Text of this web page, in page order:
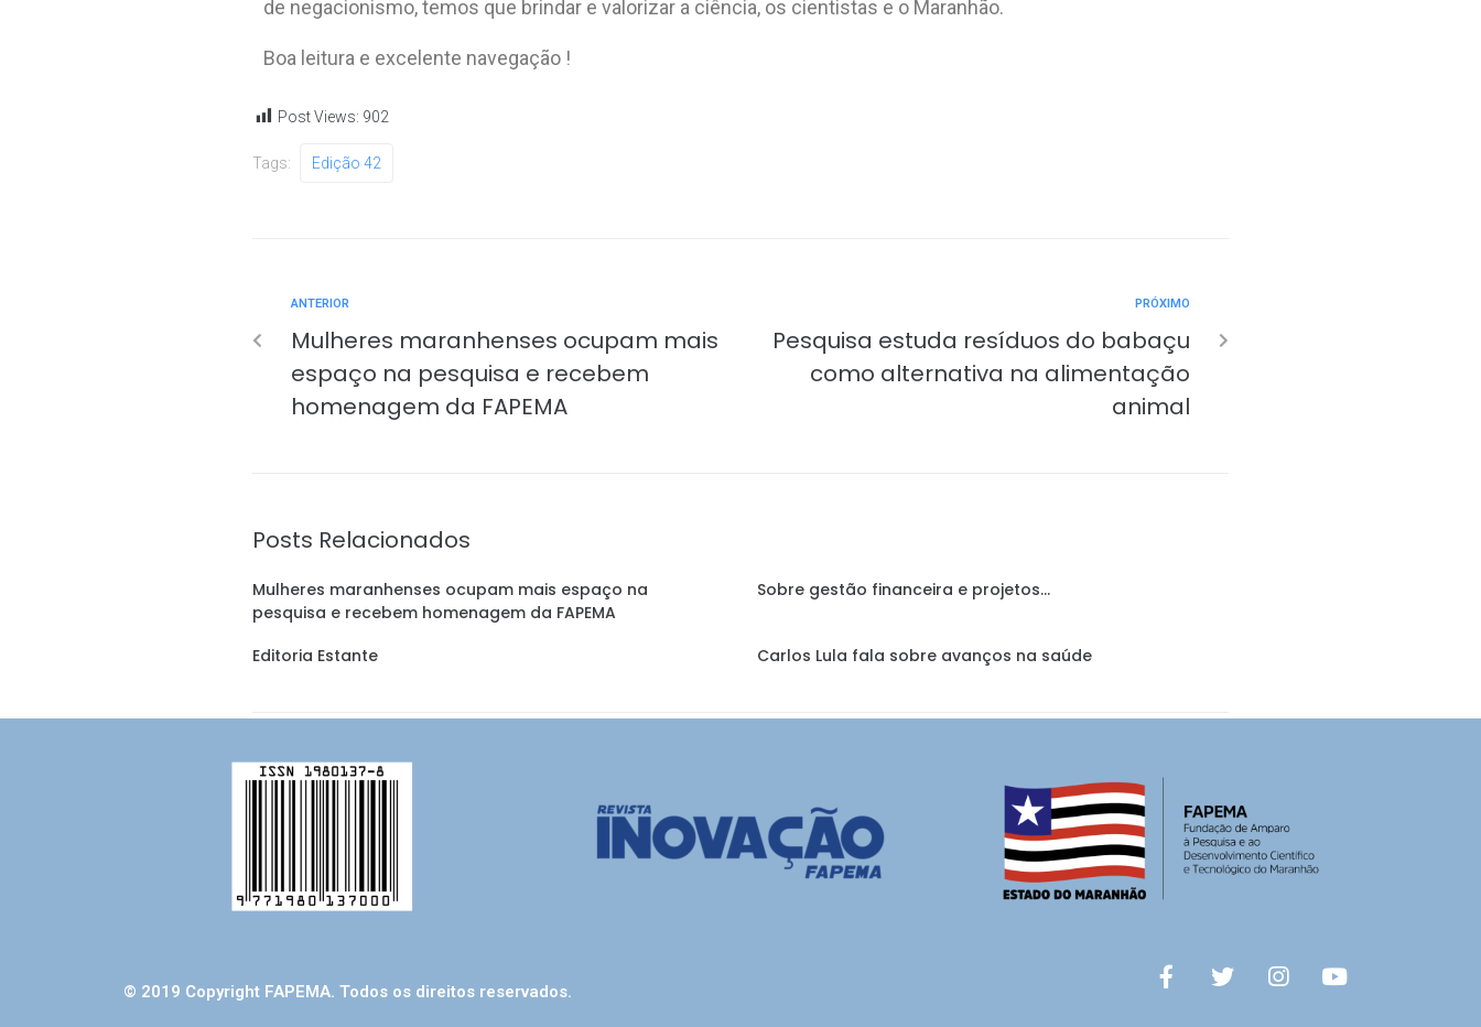
de negacionismo, temos que brindar e valorizar a ciência, os cientistas e o Maranhão.
Boa leitura e excelente navegação !
Post Views: 902
Tags: Edição 42
ANTERIOR
Mulheres maranhenses ocupam mais
espaço na pesquisa e recebem
homenagem da FAPEMA
PRÓXIMO
Pesquisa estuda resíduos do babaçu
como alternativa na alimentação
animal
Posts Relacionados
Mulheres maranhenses ocupam mais espaço na
pesquisa e recebem homenagem da FAPEMA
Sobre gestão financeira e projetos…
Editoria Estante Carlos Lula fala sobre avanços na saúde
© 2019 Copyright FAPEMA. Todos os direitos reservados.